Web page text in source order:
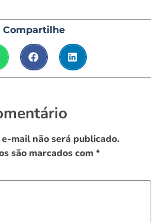
Compartilhe
mail não será publicado.
são marcados com*